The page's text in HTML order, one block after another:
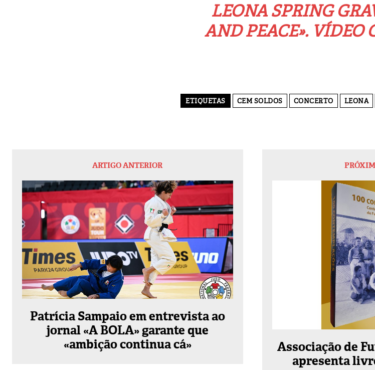
LEONA SPRING
AND PEACE». VÍDEO
ETIQUETAS CEM SOLDOS CONCERTO LEONA
ARTIGO ANTERIOR
Patrícia Sampaio em entrevista ao
jornal «A BOLA» garante que
«ambição continua cá»
Associação de
apresenta